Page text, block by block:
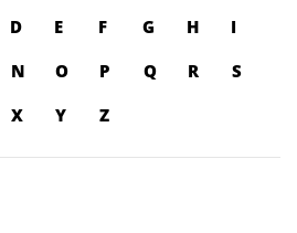
D E F G H
I
N O P Q R
S
X Y Z